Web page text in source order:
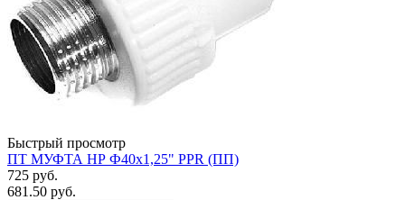
Быстрый просмотр
ПТ МУФТА НР Ф40х1,25" PPR (ПП)
725 руб.
681.50 руб.